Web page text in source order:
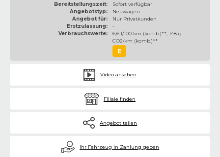
Bereitstellungszeit:
Sofort verfügbar
Angebotstyp:
Neuwagen
Angebot für:
Nur Privatkunden
Erstzulassung:
-
Verbrauchswerte:
6,6 l/100 km (komb.)**; 148 g
CO2/km (komb.)**
E
Video ansehen
Filiale finden
Angebot teilen
€ Ihr Fahrzeug in Zahlung geben